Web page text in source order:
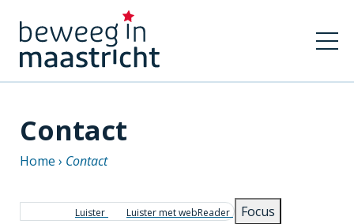
Contact
Kruimelpad
Home Contact
Luister Luister met webReader Focus